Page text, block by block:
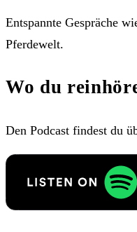
Entspannte Gespräche
Pferdewelt.
Wo du
Den Podcast findest du